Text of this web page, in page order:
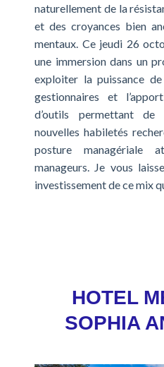
naturellement de la
et des croyances bien
mentaux. Ce jeudi 26
une immersion dans un
exploiter la puissance
gestionnaires et
d’outils permettant de
nouvelles habiletés
posture managériale
manageurs. Je vous
investissement de ce mix
HOTEL
SOPHIA